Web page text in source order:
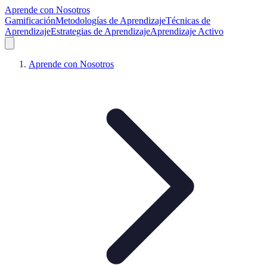
Aprende con Nosotros
GamificaciónMetodologías de AprendizajeTécnicas de
AprendizajeEstrategias de AprendizajeAprendizaje Activo
Aprende con Nosotros